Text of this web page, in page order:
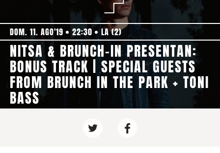
DOM. 11. AGO'19 22:30 LA (2)
NITSA & BRUNCH-IN PRESENTAN:
BONUS TRACK | SPECIAL GUESTS
FROM BRUNCH IN THE PARK + TONI
BASS